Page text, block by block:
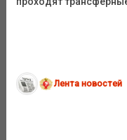
Лента новостей